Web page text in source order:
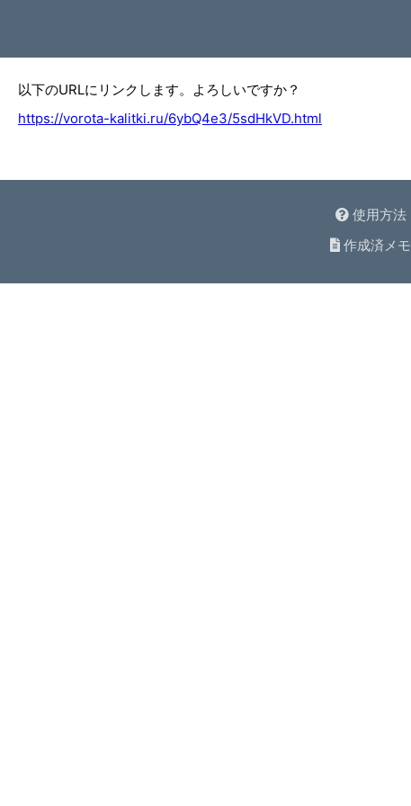
以下のURLにリンクします。よろしいですか？
https://vorota-kalitki.ru/6ybQ4e3/5sdHkVD.html
使用方法
作成済メモ